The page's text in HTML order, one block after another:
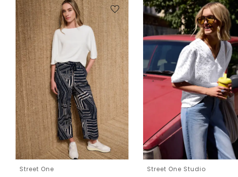
Street One Street One Studio